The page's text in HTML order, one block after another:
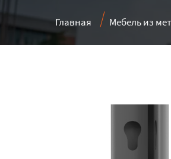
Главная Мебель из